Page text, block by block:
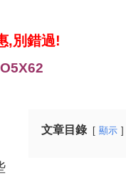
,別錯過!
文章目錄 顯示